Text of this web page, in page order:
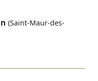
(Saint-Maur-des-